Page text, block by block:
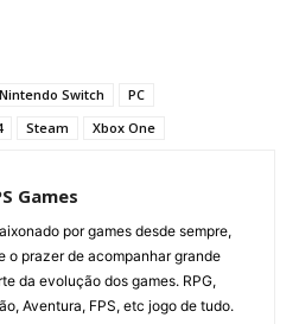
Nintendo Switch
PC
Steam Xbox One
Games
por games desde sempre,
o prazer de acompanhar grande
da evolução dos games. RPG,
Aventura, FPS, etc jogo de tudo.